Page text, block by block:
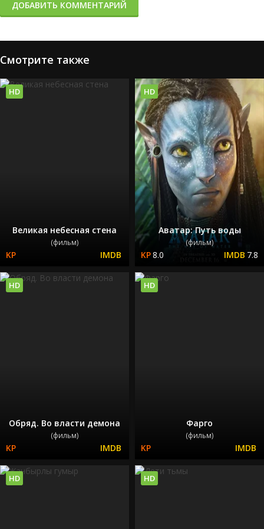
ДОБАВИТЬ КОММЕНТАРИЙ
Смотрите также
Великая небесная стена
(фильм)
HD
Аватар: Путь воды
(фильм)
8.0 7.8
HD
Обряд. Во власти демона
(фильм)
HD
Фарго
(фильм)
HD
HD HD